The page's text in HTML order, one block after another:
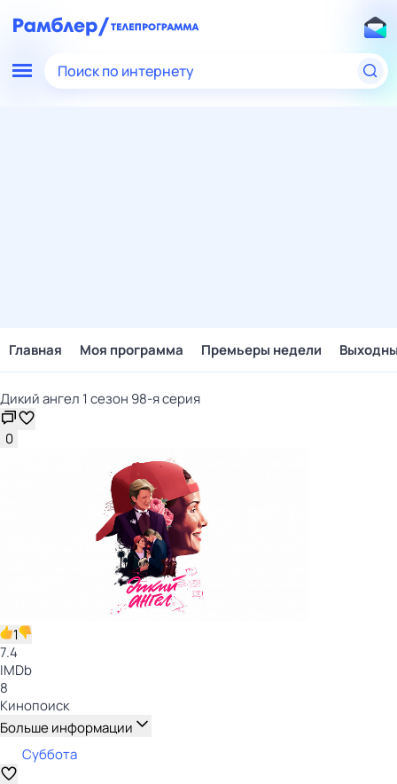
Поиск по интернету
Главная Моя программа Премьеры недели
Дикий ангел 1 сезон 98-я серия
0
1
7.4
IMDb
8
Кинопоиск
Больше информации
Суббота